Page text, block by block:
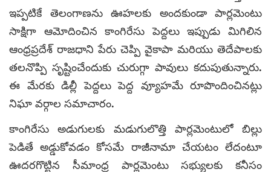
ఇప్పటికే తెలంగాణను ఊహలకు అందకుండా పార్లమెంటు
సాక్షిగా ఆమోదించిన కాంగిరేసు పెద్దలు ఇప్పుడు మిగిలిన
ఆంధ్రప్రదేశ్ రాజధాని పేరు చెప్పి వైకాపా మరియు తెదేపాలకు
తలనొప్పి సృష్టించేందుకు చురుగ్గా పావులు కదుపుతున్నారు.
ఈ మేరకు డిల్లీ పెద్దలు పెద్ద వ్యూహమే రూపొందించినట్లు
నిఘా వర్గాల సమాచారం.
కాంగిరేసు అడుగులకు మడుగులొత్తి పార్లమెంటులో బిల్లు
పెడితే అడ్డుకోవడం కోసమే రాజీనామా చేయటం లేదంటూ
ఊదరగొట్టిన సీమాంధ్ర పార్లమెంటు సభ్యులకు కనీసం